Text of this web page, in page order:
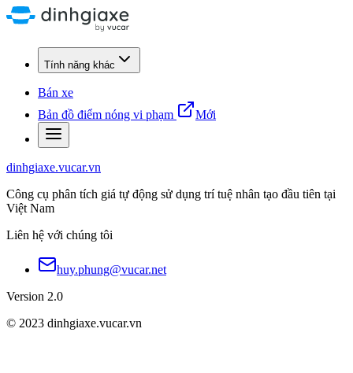
Tính năng khác
Bán xe
Bản đồ điểm nóng vi phạm
Mới
dinhgiaxe.vucar.vn
Công cụ phân tích giá tự động sử dụng trí tuệ nhân tạo đầu tiên tại
Việt Nam
Liên hệ với chúng tôi
huy.phung@vucar.net
Version 2.0
© 2023 dinhgiaxe.vucar.vn